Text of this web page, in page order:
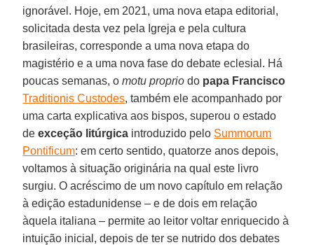
ignorável. Hoje, em 2021, uma nova etapa editorial,
solicitada desta vez pela Igreja e pela cultura
brasileiras, corresponde a uma nova etapa do
magistério e a uma nova fase do debate eclesial. Há
poucas semanas, omotu proprio do papa Francisco
Traditionis Custodes, também ele acompanhado por
uma carta explicativa aos bispos, superou o estado
deexceção litúrgica introduzido pelo Summorum
Pontificum: em certo sentido, quatorze anos depois,
voltamos à situação originária na qual este livro
surgiu. O acréscimo de um novo capítulo em relação
à edição estadunidense – e de dois em relação
àquela italiana – permite ao leitor voltar enriquecido à
intuição inicial, depois de ter se nutrido dos debates